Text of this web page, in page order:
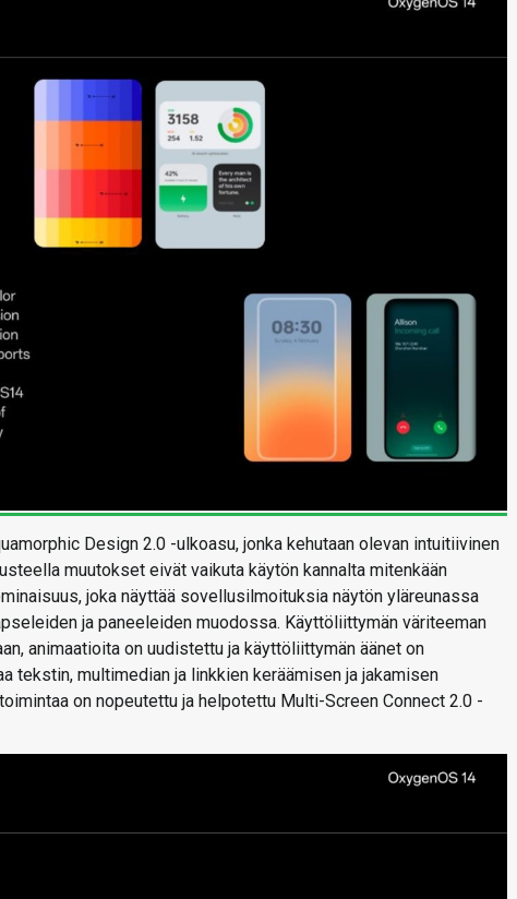
Design 2.0 -ulkoasu, jonka kehutaan olevan intuitiivinen
muutokset eivät vaikuta käytön kannalta mitenkään
joka näyttää sovellusilmoituksia näytön yläreunassa
ja paneeleiden muodossa. Käyttöliittymän väriteeman
animaatioita on uudistettu ja käyttöliittymän äänet on
tekstin, multimedian ja linkkien keräämisen ja jakamisen
on nopeutettu ja helpotettu Multi-Screen Connect 2.0 -